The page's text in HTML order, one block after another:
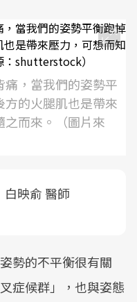
，當我們的姿勢平
的火腿肌也是帶來
而來。（圖片來
白映俞 醫師
勢的不平衡很有關
症候群」，也與姿態